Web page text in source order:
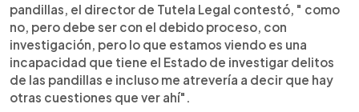
pandillas, el director de Tutela Legal contestó, " como
no, pero debe ser con el debido proceso, con
investigación, pero lo que estamos viendo es una
incapacidad que tiene el Estado de investigar delitos
de las pandillas e incluso me atrevería a decir que hay
otras cuestiones que ver ahí".